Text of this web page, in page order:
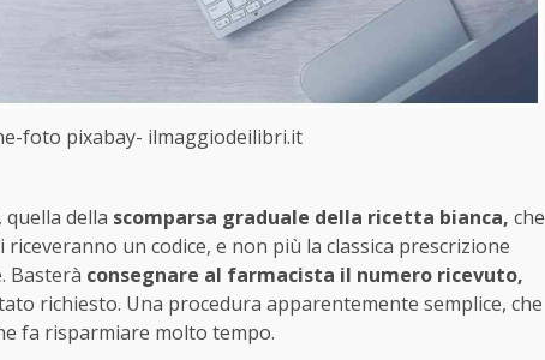
foto pixabay- ilmaggiodeilibri.it
della scomparsa graduale della ricetta bianca, che
un codice, e non più la classica prescrizione
Basterà consegnare al farmacista il numero ricevuto,
richiesto. Una procedura apparentemente semplice, che
fa risparmiare molto tempo.